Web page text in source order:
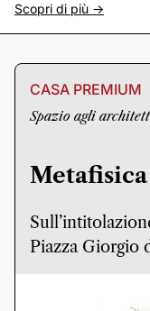
Scopri di più ->
CASA PREMIUM
Spazio agli
Piazza Giorgio